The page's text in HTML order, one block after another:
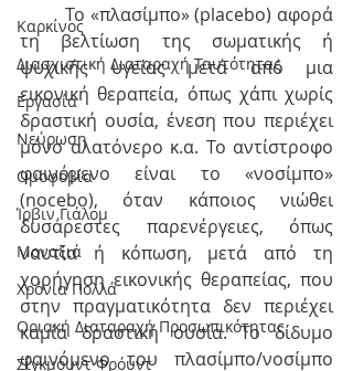
Καρκίνος
Διασχιστική Διαταραχή Ταυτότητας
Εργασία
Νεύρωση
Oμοφοβία
Ίρβιν Γιάλομ
Μοναξιά
Χρόνια Πολλά
Οριακή Διαταραχή Προσωπικότητας
Σίγκμουντ Φρόυντ
         Το «πλασίμπο» (placebo) αφορά
τη βελτίωση της σωματικής ή
ψυχικής υγείας μετά από μια
εικονική θεραπεία, όπως χάπι χωρίς
δραστική ουσία, ένεση που περιέχει
μόνο αλατόνερο κ.α. Το αντίστροφο
φαινόμενο είναι το «νοσίμπο»
(nocebo), όταν κάποιος νιώθει
δυσάρεστες παρενέργειες, όπως
ναυτία ή κόπωση, μετά από τη
χορήγηση εικονικής θεραπείας, που
στην πραγματικότητα δεν περιέχει
καμία δραστική ουσία. Το δίδυμο
φαινόμενο του πλασίμπο/νοσίμπο